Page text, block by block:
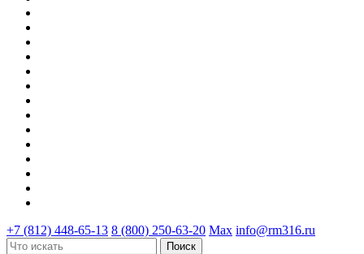
+7 (812) 448-65-13 8 (800) 250-63-20 Max info@rm316.ru